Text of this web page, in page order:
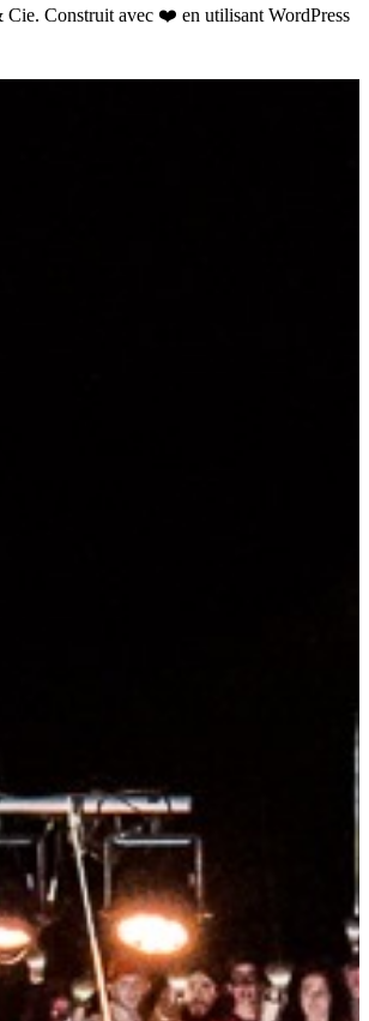
Construit avec ❤️ en utilisant WordPress